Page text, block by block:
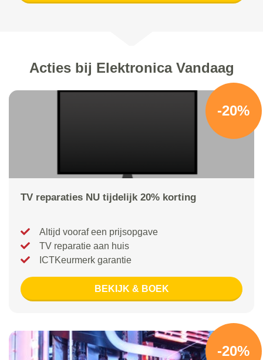
Acties bij Elektronica Vandaag
-20%
TV reparaties NU tijdelijk 20% korting
Altijd vooraf een prijsopgave
TV reparatie aan huis
ICTKeurmerk garantie
BEKIJK & BOEK
-20%